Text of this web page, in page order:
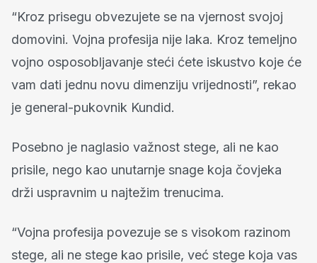
“Kroz prisegu obvezujete se na vjernost svojoj
domovini. Vojna profesija nije laka. Kroz temeljno
vojno osposobljavanje steći ćete iskustvo koje će
vam dati jednu novu dimenziju vrijednosti”, rekao
je general-pukovnik Kundid.
Posebno je naglasio važnost stege, ali ne kao
prisile, nego kao unutarnje snage koja čovjeka
drži uspravnim u najtežim trenucima.
“Vojna profesija povezuje se s visokom razinom
stege, ali ne stege kao prisile, već stege koja vas